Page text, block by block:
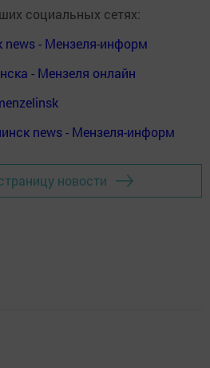
социальных сетях:
news - Мензеля-информ
- Мензеля онлайн
news - Мензеля-информ
новости